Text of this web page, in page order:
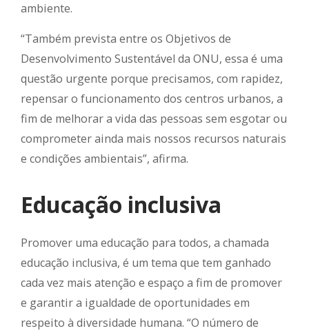
ambiente.
“Também prevista entre os Objetivos de
Desenvolvimento Sustentável da ONU, essa é uma
questão urgente porque precisamos, com rapidez,
repensar o funcionamento dos centros urbanos, a
fim de melhorar a vida das pessoas sem esgotar ou
comprometer ainda mais nossos recursos naturais
e condições ambientais”, afirma.
Educação inclusiva
Promover uma educação para todos, a chamada
educação inclusiva, é um tema que tem ganhado
cada vez mais atenção e espaço a fim de promover
e garantir a igualdade de oportunidades em
respeito à diversidade humana. “O número de